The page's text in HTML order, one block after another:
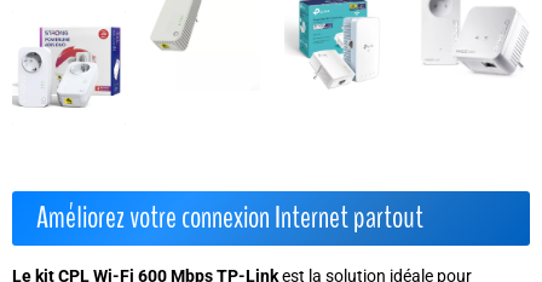
Améliorez votre connexion Internet partout
Le kit CPL Wi-Fi 600 Mbps TP-Linkest la solution idéale pour